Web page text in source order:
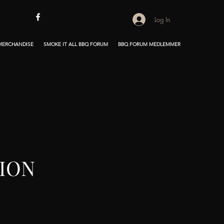
Log In
SMOKE IT ALL BBQ FORUM BBQ FORUM MEDLEMMER